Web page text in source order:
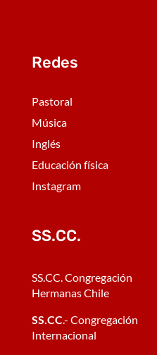
Redes
Pastoral
Música
Inglés
Educación física
Instagram
SS.CC.
SS.CC. Congregación
Hermanas Chile
SS.CC.- Congregación
Internacional